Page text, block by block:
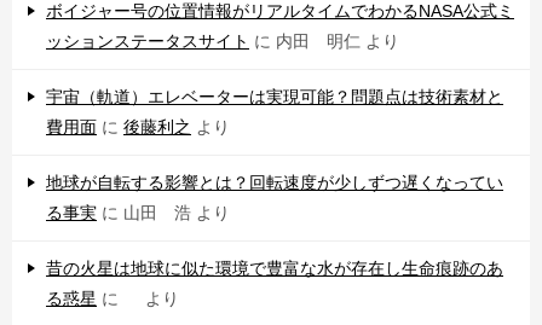
ボイジャー号の位置情報がリアルタイムでわかるNASA公式ミ
ッションステータスサイト に 内田 明仁 より
宇宙（軌道）エレベーターは実現可能？問題点は技術素材と
費用面 に 後藤利之 より
地球が自転する影響とは？回転速度が少しずつ遅くなってい
る事実 に 山田 浩 より
昔の火星は地球に似た環境で豊富な水が存在し生命痕跡のあ
る惑星 に より